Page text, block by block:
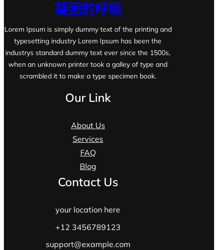
凝固的呼吸
Lorem Ipsum is simply dummy text of the printing and
typesetting industry Lorem Ipsum has been the
industrys standard dummy text ever since the 1500s,
when an unknown printer took a galley of type and
scrambled it to make a type specimen book.
Our Link
About Us
Services
FAQ
Blog
Contact Us
your location here
+12 3456789123
support@example.com